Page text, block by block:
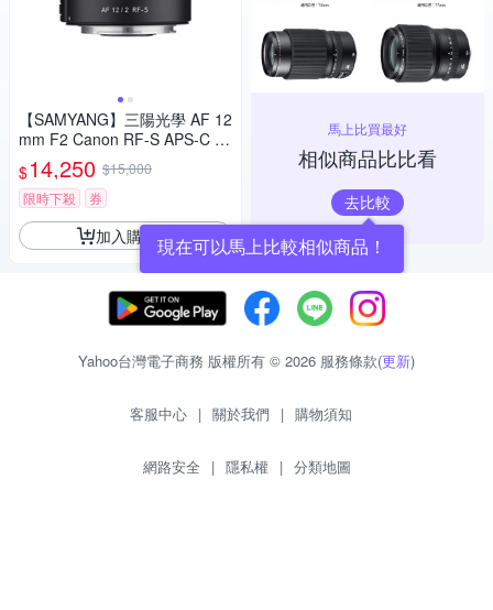
【SAMYANG】三陽光學 AF 12
mm F2 Canon RF-S APS-C 自
動對焦鏡頭 公司貨
$14,250 $15,000
限時下殺
券
加入購物車
馬上比買最好
相似商品比比看
去比較
現在可以馬上比較相似商品！
Yahoo台灣電子商務 版權所有 © 2026 服務條款(更新)
客服中心 | 關於我們 | 購物須知
網路安全 | 隱私權 | 分類地圖